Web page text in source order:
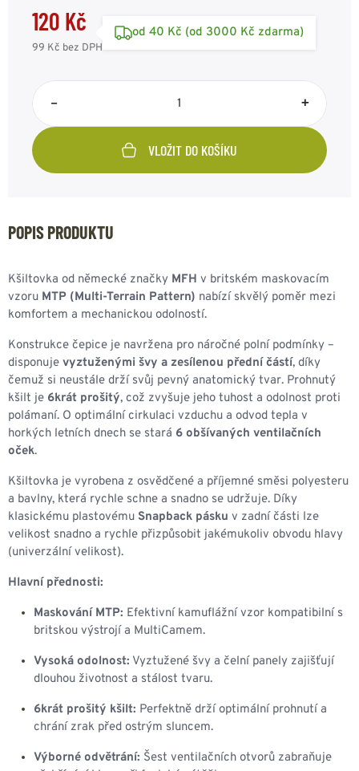
120 Kč
99 Kč bez DPH
od 40 Kč (od 3000 Kč zdarma)
– +
VLOŽIT DO KOŠÍKU
POPIS PRODUKTU
Kšiltovka od německé značky MFH v britském maskovacím
vzoru MTP (Multi-Terrain Pattern) nabízí skvělý poměr mezi
komfortem a mechanickou odolností.
Konstrukce čepice je navržena pro náročné polní podmínky –
disponuje vyztuženými švy a zesílenou přední částí, díky
čemuž si neustále drží svůj pevný anatomický tvar. Prohnutý
kšilt je 6krát prošitý, což zvyšuje jeho tuhost a odolnost proti
polámaní. O optimální cirkulaci vzduchu a odvod tepla v
horkých letních dnech se stará 6 obšívaných ventilačních
oček.
Kšiltovka je vyrobena z osvědčené a příjemné směsi polyesteru
a bavlny, která rychle schne a snadno se udržuje. Díky
klasickému plastovému Snapback pásku v zadní části lze
velikost snadno a rychle přizpůsobit jakémukoliv obvodu hlavy
(univerzální velikost).
Hlavní přednosti:
Maskování MTP: Efektivní kamuflážní vzor kompatibilní s
britskou výstrojí a MultiCamem.
Vysoká odolnost: Vyztužené švy a čelní panely zajišťují
dlouhou životnost a stálost tvaru.
6krát prošitý kšilt: Perfektně drží optimální prohnutí a
chrání zrak před ostrým sluncem.
Výborné odvětrání: Šest ventilačních otvorů zabraňuje